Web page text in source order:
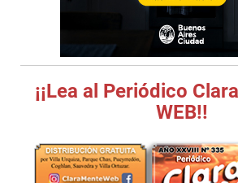
¡¡Lea al Periódico
WEB!!